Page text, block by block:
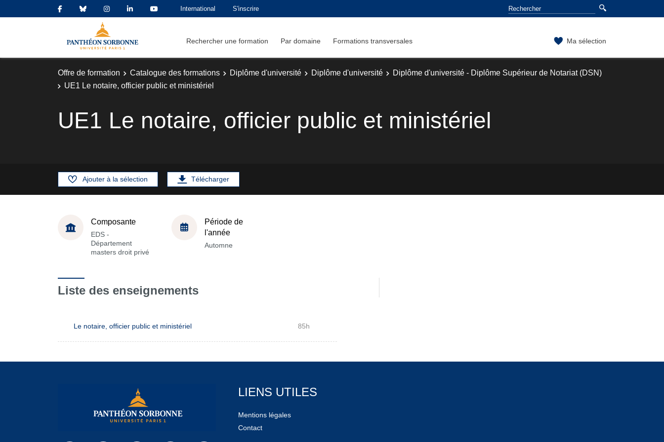
International S'inscrire
Rechercher une formation Par domaine Formations transversales Ma sélection
Offre de formation Catalogue des formations Diplôme d'université Diplôme d'université
Diplôme d'université - Diplôme Supérieur de Notariat (DSN)
UE1 Le notaire, officier public et ministériel
UE1 Le notaire, officier public et ministériel
Ajouter à la sélection Télécharger
Composante
EDS -
Département
masters droit privé
Période de
l'année
Automne
Liste des enseignements
Le notaire, officier public et ministériel 85h
LIENS UTILES
Mentions légales
Contact